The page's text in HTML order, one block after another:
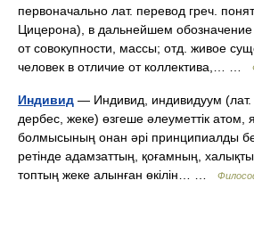
первоначально лат. перевод греч.
Цицерона), в дальнейшем обозначение
от совокупности, массы; отд. живое
человек в отличие от коллектива,… …
Индивид — Индивид, индивидуум (лат.
дербес, жеке) өзгеше әлеуметтік атом,
болмысының онан әрі принципиалды
ретінде адамзаттың, қоғамның,
топтың жеке алынған өкілін… …